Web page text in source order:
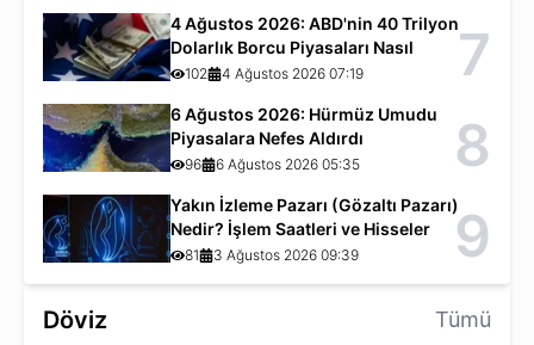
Döviz Tümü
4 Ağustos 2026: ABD'nin 40 Trilyon
Dolarlık Borcu Piyasaları Nasıl
Etkiliyor?
102 4 Ağustos 2026 07:19 7
6 Ağustos 2026: Hürmüz Umudu
Piyasalara Nefes Aldırdı
96 6 Ağustos 2026 05:35 8
Yakın İzleme Pazarı (Gözaltı Pazarı)
Nedir? İşlem Saatleri ve Hisseler
81 3 Ağustos 2026 09:39 9